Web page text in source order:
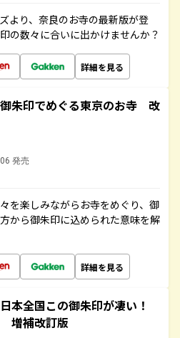
より、奈良のお寺の最新版が登
の数々に合いに出かけませんか？
詳細を見る
朱印でめぐる東京のお寺 改
発売
を楽しみながらお寺をめぐり、御
から御朱印に込められた意味を解
詳細を見る
本全国この御朱印が凄い！
増補改訂版